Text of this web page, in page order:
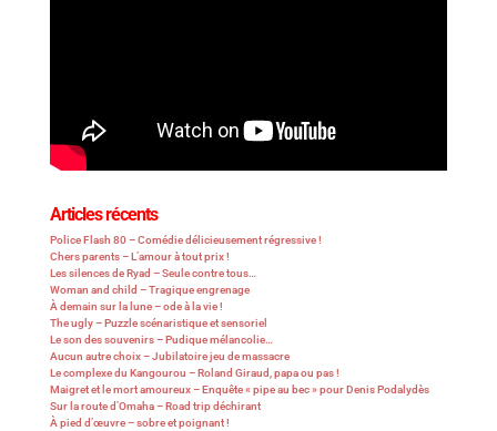
Articles récents
Police Flash 80 – Comédie délicieusement régressive !
Chers parents – L’amour à tout prix !
Les silences de Ryad – Seule contre tous…
Woman and child – Tragique engrenage
À demain sur la lune – ode à la vie !
The ugly – Puzzle scénaristique et sensoriel
Le son des souvenirs – Pudique mélancolie…
Aucun autre choix – Jubilatoire jeu de massacre
Le complexe du Kangourou – Roland Giraud, papa ou pas !
Maigret et le mort amoureux – Enquête « pipe au bec » pour Denis Podalydès
Sur la route d’Omaha – Road trip déchirant
À pied d’œuvre – sobre et poignant !